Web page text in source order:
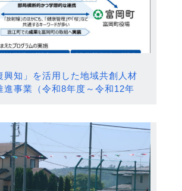
興知」を活用した地域共創人材
進事業（令和8年度～令和12年